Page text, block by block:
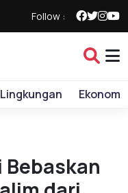
Follow :
Lingkungan Ekonomi